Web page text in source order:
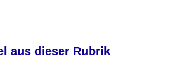
aus dieser Rubrik